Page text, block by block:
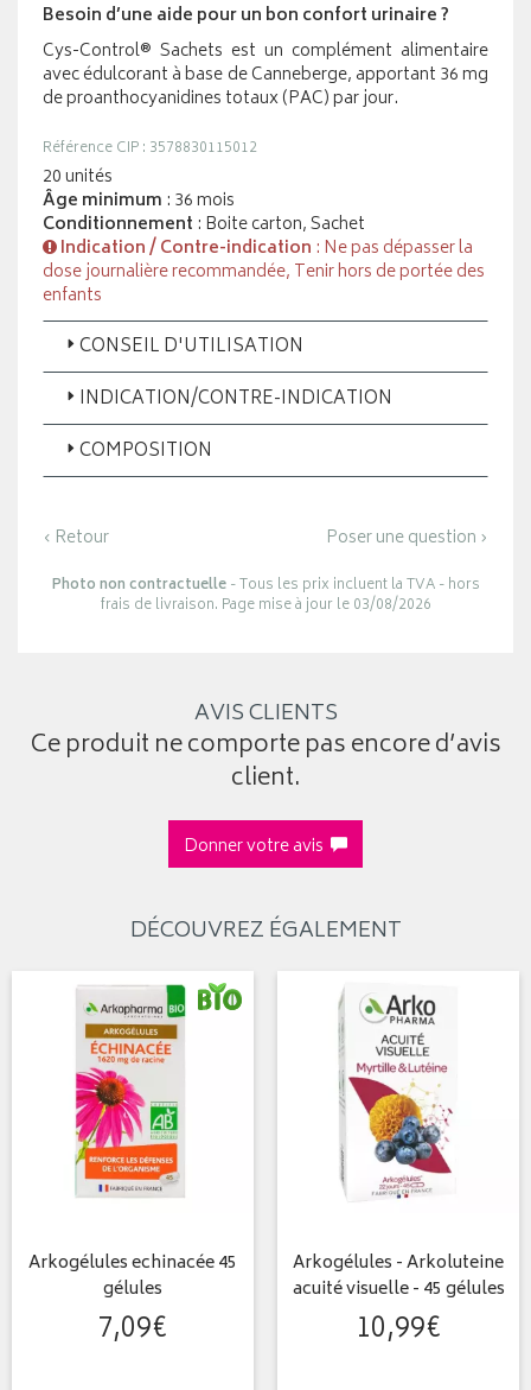
Besoin d’une aide pour un bon confort urinaire ?
Cys-Control® Sachets est un complément alimentaire
avec édulcorant à base de Canneberge, apportant 36 mg
de proanthocyanidines totaux (PAC) par jour.
Référence CIP : 3578830115012
20 unités
Âge minimum : 36 mois
Conditionnement : Boite carton, Sachet
Indication / Contre-indication : Ne pas dépasser la
dose journalière recommandée, Tenir hors de portée des
enfants
CONSEIL D'UTILISATION
INDICATION/CONTRE-INDICATION
COMPOSITION
‹ Retour Poser une question ›
Photo non contractuelle- Tous les prix incluent la TVA - hors
frais de livraison. Page mise à jour le 03/08/2026
AVIS CLIENTS
Ce produit ne comporte pas encore d’avis
client.
Donner votre avis
DÉCOUVREZ ÉGALEMENT
Arkogélules echinacée 45
gélules
7,09€
Arkogélules - Arkoluteine
acuité visuelle - 45 gélules
10,99€